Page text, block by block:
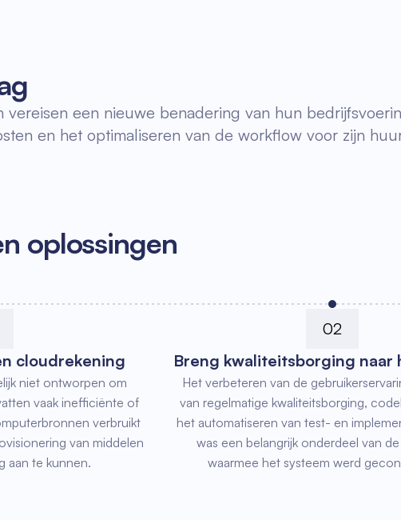
vereisen een nieuwe benadering van hun
en het optimaliseren van de workflow voor zijn
oplossingen
cloudrekening
niet ontworpen om
vaak inefficiënte of
verbruikt
van middelen
aan te kunnen.
02
Breng kwaliteitsborging naar
Het verbeteren van de
van regelmatige kwaliteitsborging,
het automatiseren van test- en
was een belangrijk onderdeel van
waarmee het systeem werd